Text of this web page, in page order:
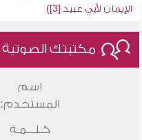
الإيمان لأبي عبيد [3])
مكتبتك الصوتية
اسم
المستخدم:
كـلـــمـة